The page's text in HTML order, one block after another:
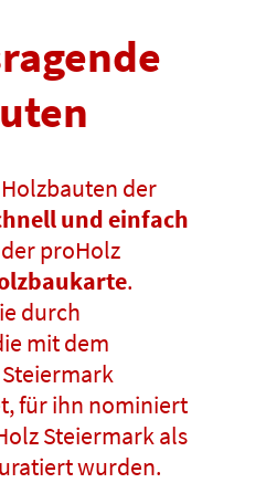
der
und einfach
proHolz
.
durch
mit dem
für ihn nominiert
Steiermark als
wurden.